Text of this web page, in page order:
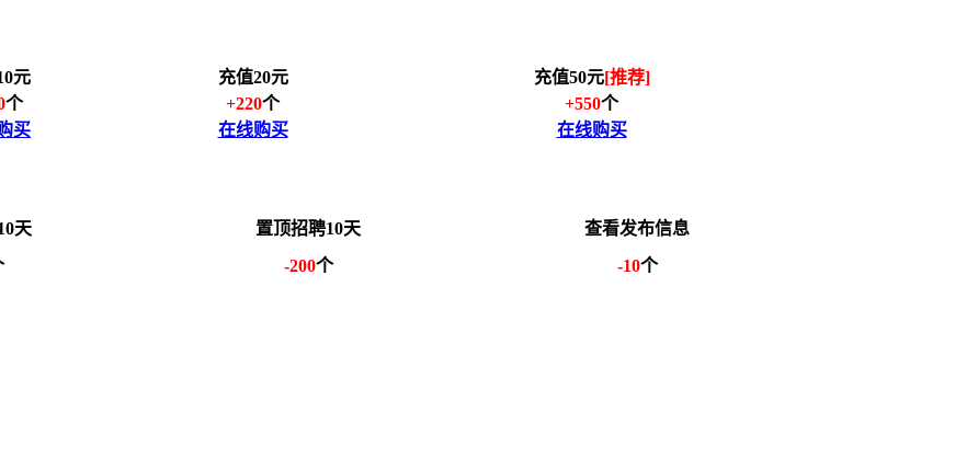
元
个
买
充值20元
+220个
在线购买
充值50元[推荐]
+550个
在线购买
天 置顶招聘10天
查看发布信息
-200个 -10个